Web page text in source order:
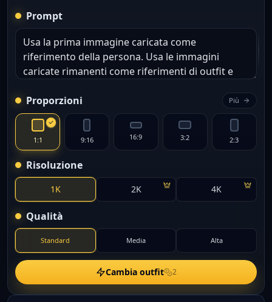
Prompt
Proporzioni Più
1:1 9:16 16:9 3:2 2:3
Risoluzione
1K 2K 4K
Qualità
Standard Media Alta
Cambia outfit 2